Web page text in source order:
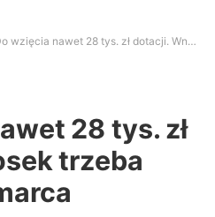
wzięcia nawet 28 tys. zł dotacji. Wniosek trzeba złożyć do 6 marca
28 tys. zł
trzeba